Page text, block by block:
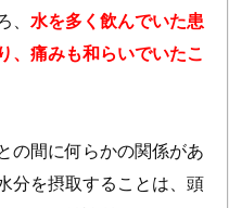
水を多く飲んでいた患
、痛みも和らいでいたこ
の間に何らかの関係があ
分を摂取することは、頭